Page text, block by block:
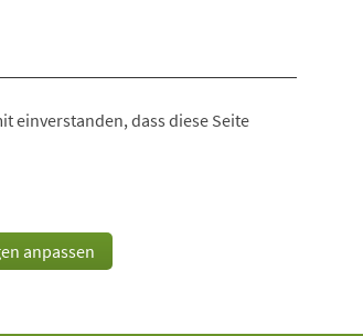
einverstanden, dass diese Seite
anpassen